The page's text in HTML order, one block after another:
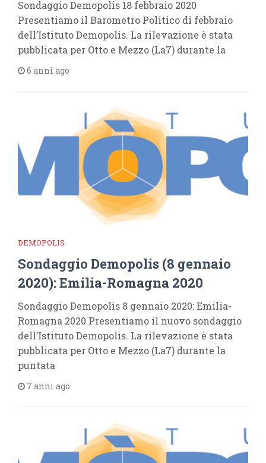
Sondaggio Demopolis 18 febbraio 2020
Presentiamo il Barometro Politico di febbraio
dell’Istituto Demopolis. La rilevazione è stata
pubblicata per Otto e Mezzo (La7) durante la
6 anni ago
DEMOPOLIS
Sondaggio Demopolis (8 gennaio
2020): Emilia-Romagna 2020
Sondaggio Demopolis 8 gennaio 2020: Emilia-
Romagna 2020 Presentiamo il nuovo sondaggio
dell’Istituto Demopolis. La rilevazione è stata
pubblicata per Otto e Mezzo (La7) durante la
puntata
7 anni ago